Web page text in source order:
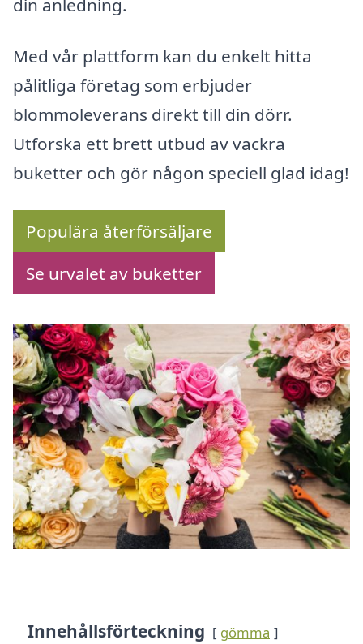
din anledning.
Med vår plattform kan du enkelt hitta
pålitliga företag som erbjuder
blommoleverans direkt till din dörr.
Utforska ett brett utbud av vackra
buketter och gör någon speciell glad idag!
Populära återförsäljare
Se urvalet av buketter
Innehållsförteckning gömma